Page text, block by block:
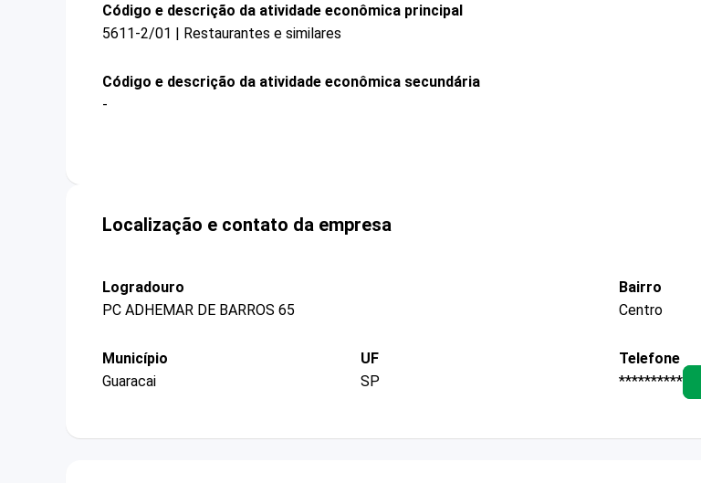
Código e descrição da atividade econômica principal
5611-2/01 | Restaurantes e similares
Código e descrição da atividade econômica secundária
-
Localização e contato da empresa
Logradouro
PC ADHEMAR DE BARROS 65
Bairro
Centro
Município
Guaracai
UF
SP
Telefone
**********